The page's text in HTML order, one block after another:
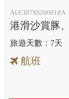
AUCI07SS260818A
港滑沙賞豚
7天
航班